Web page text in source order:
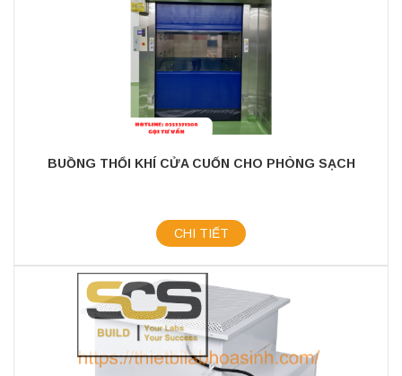
BUỒNG THỔI KHÍ CỬA CUỐN CHO PHÒNG SẠCH
CHI TIẾT